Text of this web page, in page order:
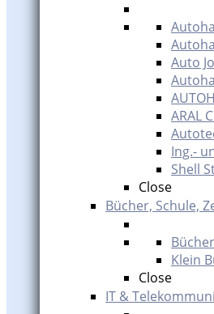
Auto
ARAL
Ing.-
Shell
Close
Bücher, Schule,
Klein
Close
IT &